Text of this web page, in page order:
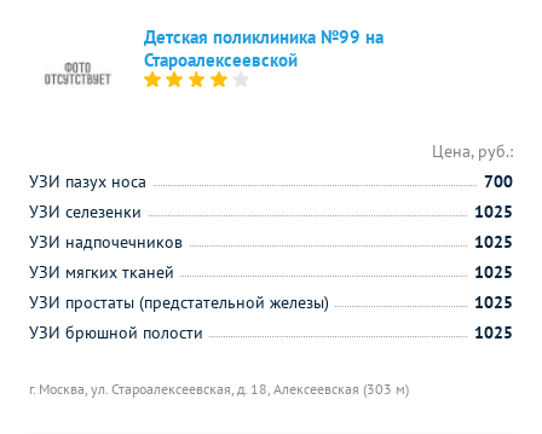
Детская поликлиника №99 на
Староалексеевской
г. Москва, ул. Староалексеевская, д. 18, Алексеевская (303 м)
Цена, руб.:
УЗИ пазух носа
700
УЗИ селезенки
1025
УЗИ надпочечников
1025
УЗИ мягких тканей
1025
УЗИ простаты (предстательной железы)
1025
УЗИ брюшной полости
1025